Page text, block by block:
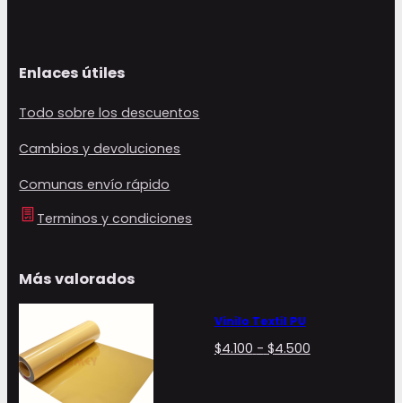
Enlaces útiles
Todo sobre los descuentos
Cambios y devoluciones
Comunas envío rápido
Terminos y condiciones
Más valorados
Vinilo Textil PU
$4.100 - $4.500Rango